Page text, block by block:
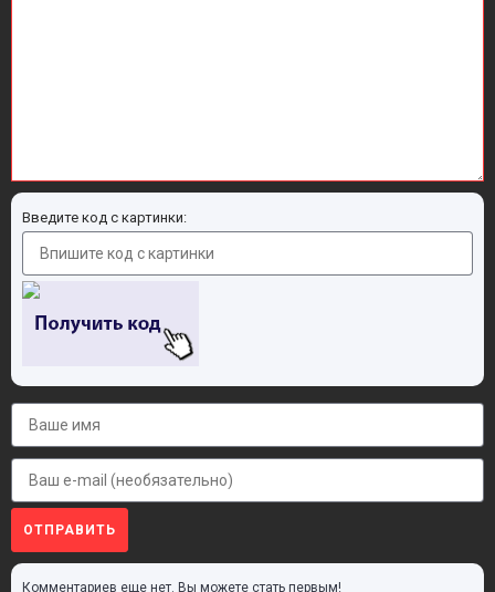
Введите код с картинки:
ОТПРАВИТЬ
Комментариев еще нет. Вы можете стать первым!